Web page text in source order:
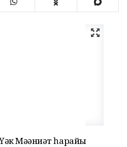
Мәҙәниәт һарайы